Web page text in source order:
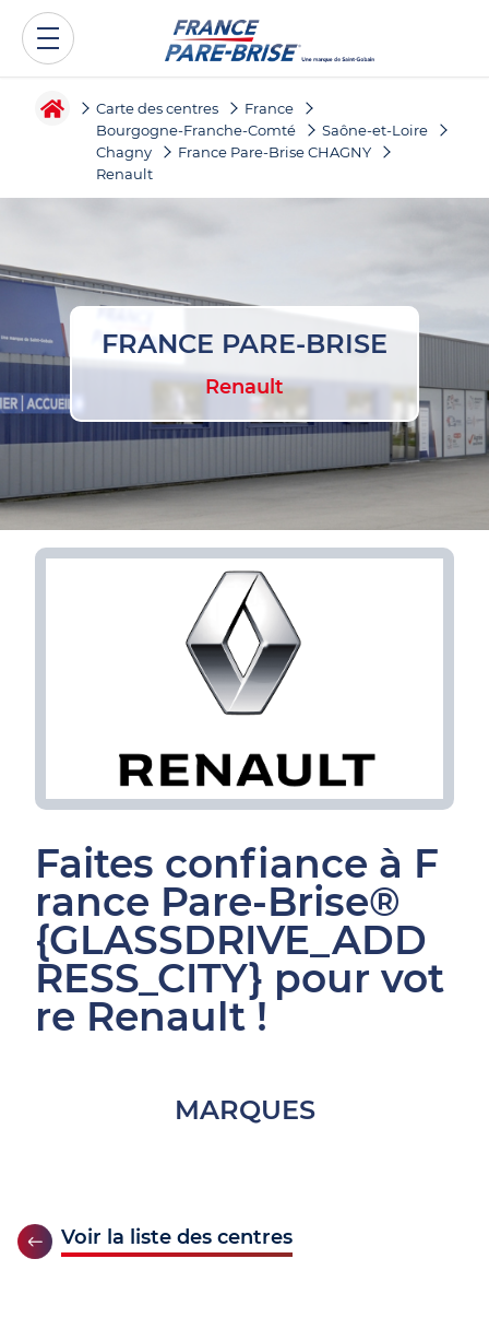
Carte des centres
France
Bourgogne-Franche-Comté
Saône-et-Loire
Chagny
France Pare-Brise CHAGNY
Renault
FRANCE PARE-BRISE
Renault
Faites confiance à F
rance Pare-Brise®
{GLASSDRIVE_ADD
RESS_CITY} pour vot
re Renault !
MARQUES
Voir la liste des centres